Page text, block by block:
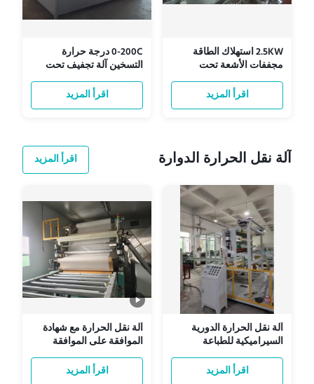
2.5KW استهلاك الطاقة
مجففات الأشعة تحت
الحمراء مع 0-999s وقت
اقرأ المزيد
0-200C درجة حرارة
التسخين آلة تجفيف تحت
الحمراء للتجفيف على نطاق
اقرأ المزيد
آلة نقل الحرارة الدوارة اقرأ المزيد
آلة نقل الحرارة الدورية
السيراميكية للطباعة
المخصصة
اقرأ المزيد
آلة نقل الحرارة مع شهادة
الموافقة على الموافقة
اقرأ المزيد